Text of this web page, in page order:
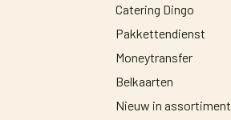
Catering Dingo
Pakkettendienst
Moneytransfer
Belkaarten
Nieuw in assortiment